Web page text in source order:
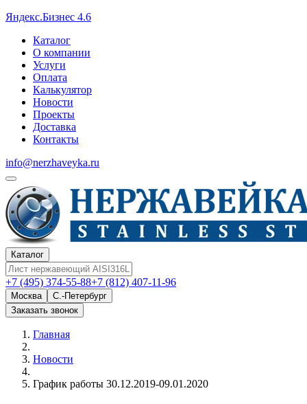
Яндекс.Бизнес 4.6
Каталог
О компании
Услуги
Оплата
Калькулятор
Новости
Проекты
Доставка
Контакты
info@nerzhaveyka.ru
Каталог
+7 (495) 374-55-88+7 (812) 407-11-96
Москва
С.-Петербург
Заказать звонок
Главная
Новости
График работы 30.12.2019-09.01.2020